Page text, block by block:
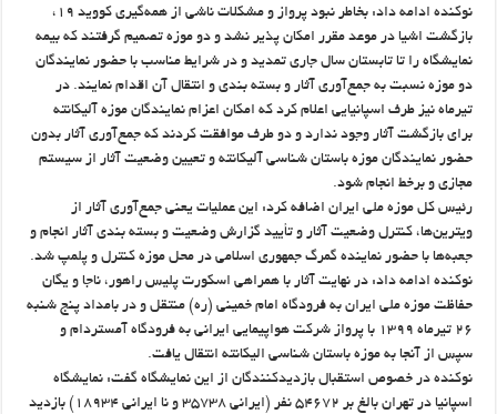
نوکنده ادامه داد: بخاطر نبود پرواز و مشکلات ناشی از همه‌گیری کووید ۱۹،
بازگشت اشیا در موعد مقرر امکان پذیر نشد و دو موزه تصمیم گرفتند که بیمه
نمایشگاه را تا تابستان سال جاری تمدید و در شرایط مناسب با حضور نمایندگان
دو موزه نسبت به جمع‌آوری آثار و بسته بندی و انتقال آن اقدام نمایند. در
تیرماه نیز طرف اسپانیایی اعلام کرد که امکان اعزام نمایندگان موزه آلیکانته
برای بازگشت آثار وجود ندارد و دو طرف موافقت کردند که جمع‌آوری آثار بدون
حضور نمایندگان موزه باستان شناسی آلیکانته و تعیین وضعیت آثار از سیستم
مجازی و برخط انجام شود.
رئیس کل موزه ملی ایران اضافه کرد: این عملیات یعنی جمع‌آوری آثار از
ویترین‌ها، کنترل وضعیت آثار و تأیید گزارش وضعیت و بسته بندی آثار انجام و
جعبه‌ها با حضور نماینده گمرگ جمهوری اسلامی در محل موزه کنترل و پلمپ شد.
نوکنده ادامه داد: در نهایت آثار با همراهی اسکورت پلیس راهور، ناجا و یگان
حفاظت موزه ملی ایران به فرودگاه امام خمینی (ره) منتقل و در بامداد پنج شنبه
۲۶ تیرماه ۱۳۹۹ با پرواز شرکت هواپیمایی ایرانی به فرودگاه آمستردام و
سپس از آنجا به موزه باستان شناسی الیکانته انتقال یافت.
نوکنده در خصوص استقبال بازدیدکنندگان از این نمایشگاه گفت: نمایشگاه
اسپانیا در تهران بالغ بر ۵۴۶۷۲ نفر (ایرانی ۳۵۷۳۸ و نا ایرانی ۱۸۹۳۴) بازدید